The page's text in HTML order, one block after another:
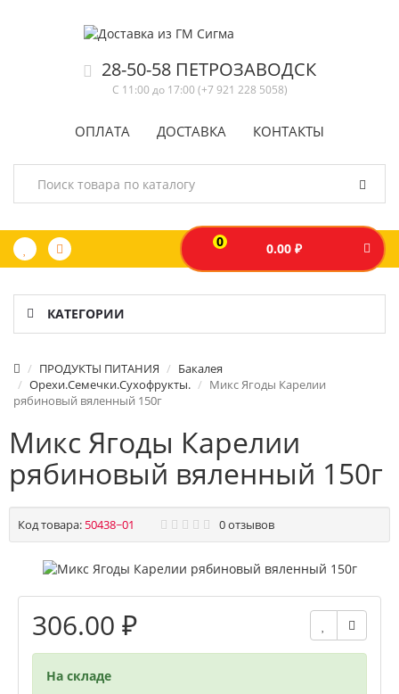
28-50-58 ПЕТРОЗАВОДСК
С 11:00 до 17:00 (+7 921 228 5058)
ОПЛАТА ДОСТАВКА КОНТАКТЫ
0 0.00 ₽
КАТЕГОРИИ
ПРОДУКТЫ ПИТАНИЯ
Бакалея
Орехи.Семечки.Сухофрукты.
Микс Ягоды Карелии
рябиновый вяленный 150г
Микс Ягоды Карелии
рябиновый вяленный 150г
Код товара: 50438~01 0 отзывов
306.00 ₽
На складе